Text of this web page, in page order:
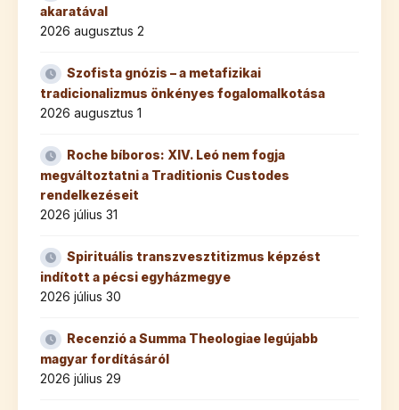
akaratával
2026 augusztus 2
Szofista gnózis – a metafizikai
tradicionalizmus önkényes fogalomalkotása
2026 augusztus 1
Roche bíboros: XIV. Leó nem fogja
megváltoztatni a Traditionis Custodes
rendelkezéseit
2026 július 31
Spirituális transzvesztitizmus képzést
indított a pécsi egyházmegye
2026 július 30
Recenzió a Summa Theologiae legújabb
magyar fordításáról
2026 július 29